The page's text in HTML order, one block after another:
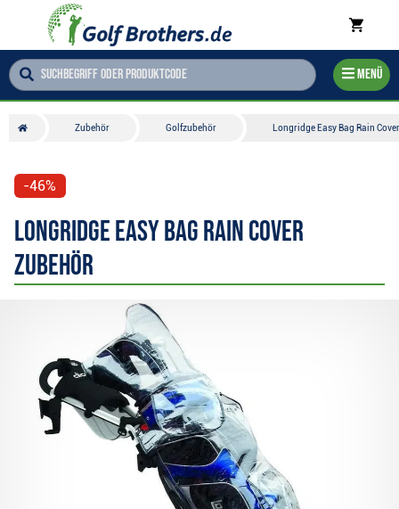
Menü
Zubehör Golfzubehör Longridge Easy Bag Rain
-46%
Longridge Easy Bag Rain Cover
Zubehör